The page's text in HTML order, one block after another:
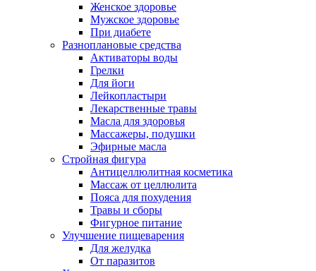
Женское здоровье
Мужское здоровье
При диабете
Разноплановые средства
Активаторы воды
Грелки
Для йоги
Лейкопластыри
Лекарственные травы
Масла для здоровья
Массажеры, подушки
Эфирные масла
Стройная фигура
Антицеллюлитная косметика
Массаж от целлюлита
Пояса для похудения
Травы и сборы
Фигурное питание
Улучшение пищеварения
Для желудка
От паразитов